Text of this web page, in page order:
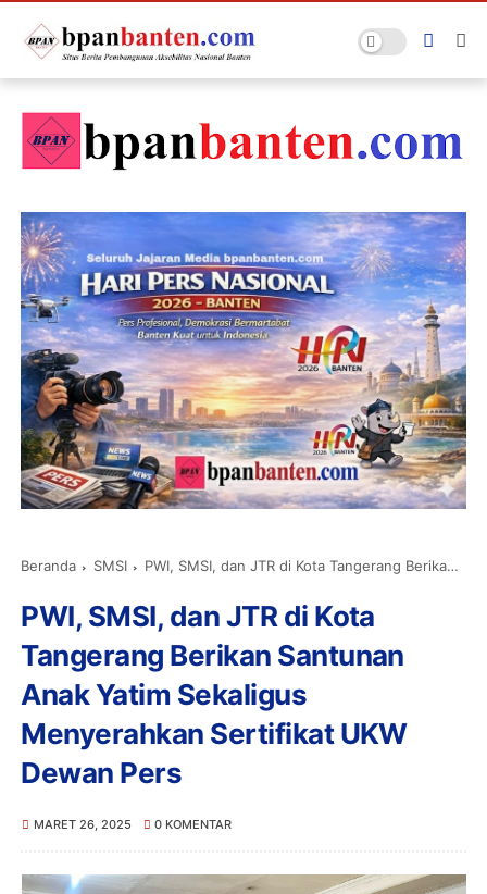
Beranda SMSI PWI, SMSI, dan JTR di Kota Tangerang Berikan Santunan Anak Yatim Sekaligus Menyerahkan Sertifikat UKW Dewan Pers
PWI, SMSI, dan JTR di Kota
Tangerang Berikan Santunan
Anak Yatim Sekaligus
Menyerahkan Sertifikat UKW
Dewan Pers
MARET 26, 2025 0 KOMENTAR